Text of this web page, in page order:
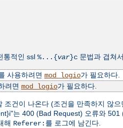
통적인 ssl %...{var}c문법과 겹쳐
사용하려면 mod_logio가 필요하다.
려면 mod_logio가 필요하다.
조건이 나온다 (조건을 만족하지 않
는 400 (Bad Request) 오류와
해 Referer: 를 로그에 남긴다.